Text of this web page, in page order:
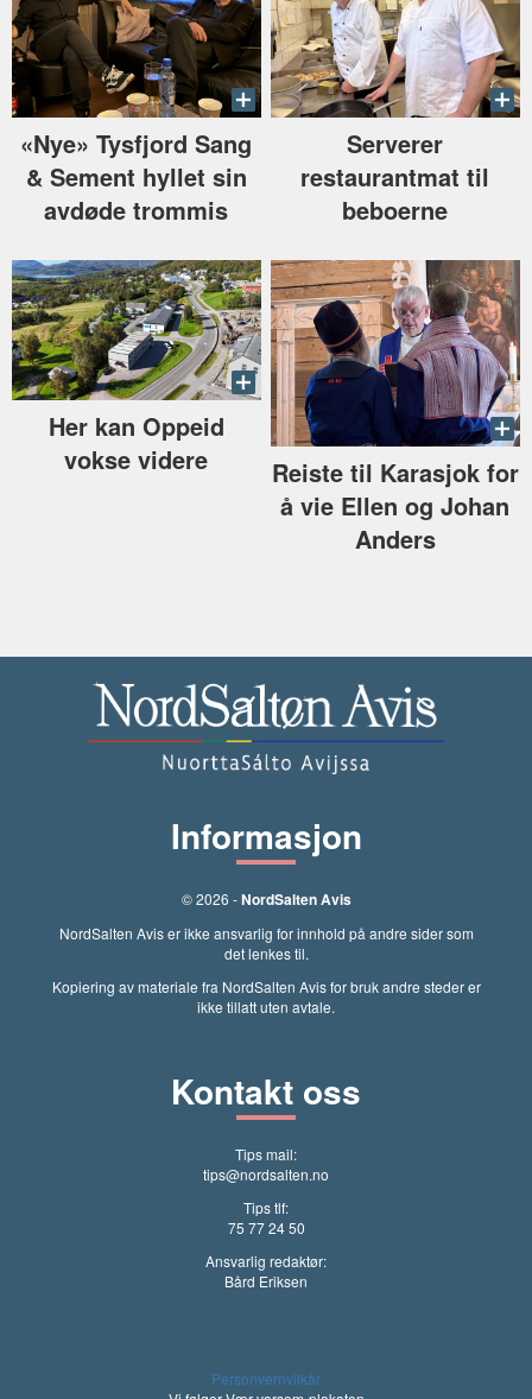
«Nye» Tysfjord Sang
& Sement hyllet sin
avdøde trommis
Serverer
restaurantmat til
beboerne
Her kan Oppeid
vokse videre
Reiste til Karasjok for
å vie Ellen og Johan
Anders
Informasjon
© 2026 -NordSalten Avis
NordSalten Avis er ikke ansvarlig for innhold på andre sider som
det lenkes til.
Kopiering av materiale fra NordSalten Avis for bruk andre steder er
ikke tillatt uten avtale.
Kontakt oss
Tips mail:
tips@nordsalten.no
Tips tlf:
75 77 24 50
Ansvarlig redaktør:
Bård Eriksen
Personvernvilkår